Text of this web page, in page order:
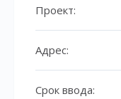
Проект:
Адрес:
Срок ввода: